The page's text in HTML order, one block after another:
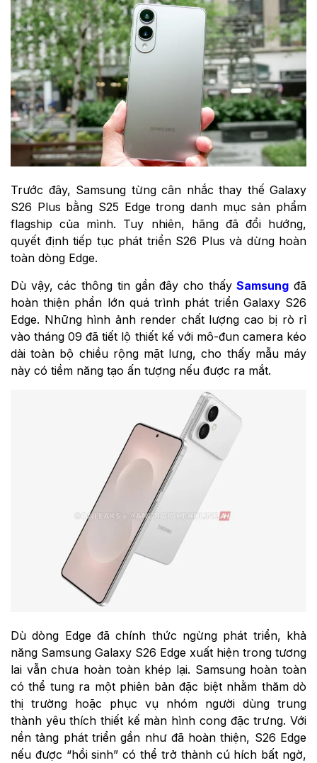
Trước đây, Samsung từng cân nhắc thay thế Galaxy
S26 Plus bằng S25 Edge trong danh mục sản phẩm
flagship của mình. Tuy nhiên, hãng đã đổi hướng,
quyết định tiếp tục phát triển S26 Plus và dừng hoàn
toàn dòng Edge.
Dù vậy, các thông tin gần đây cho thấySamsung đã
hoàn thiện phần lớn quá trình phát triển Galaxy S26
Edge. Những hình ảnh render chất lượng cao bị rò rỉ
vào tháng 09 đã tiết lộ thiết kế với mô-đun camera kéo
dài toàn bộ chiều rộng mặt lưng, cho thấy mẫu máy
này có tiềm năng tạo ấn tượng nếu được ra mắt.
Dù dòng Edge đã chính thức ngừng phát triển, khả
năng Samsung Galaxy S26 Edge xuất hiện trong tương
lai vẫn chưa hoàn toàn khép lại. Samsung hoàn toàn
có thể tung ra một phiên bản đặc biệt nhằm thăm dò
thị trường hoặc phục vụ nhóm người dùng trung
thành yêu thích thiết kế màn hình cong đặc trưng. Với
nền tảng phát triển gần như đã hoàn thiện, S26 Edge
nếu được “hồi sinh” có thể trở thành cú hích bất ngờ,